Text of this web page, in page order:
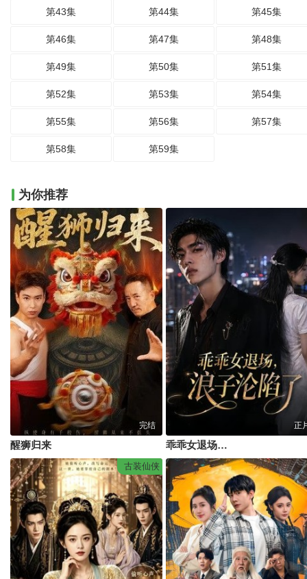
第43集 第44集 第45集
第46集 第47集 第48集
第49集 第50集 第51集
第52集 第53集 第54集
第55集 第56集 第57集
第58集 第59集
为你推荐
完结
醒狮归来
正
乖乖女退场，浪子沦陷了
古装仙侠